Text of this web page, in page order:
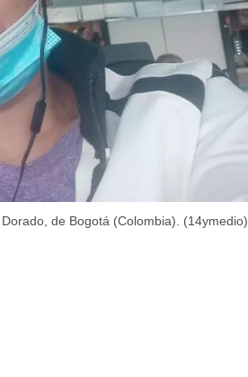
de Bogotá (Colombia). (14ymedio)